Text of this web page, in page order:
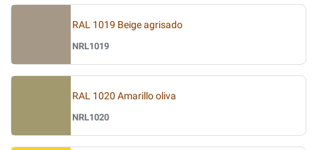
RAL 1019 Beige agrisado
NRL1019
RAL 1020 Amarillo oliva
NRL1020